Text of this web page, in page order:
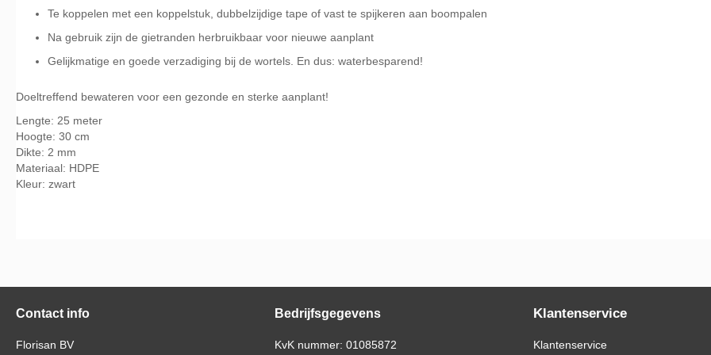
Te koppelen met een koppelstuk, dubbelzijdige tape of vast te spijkeren aan boompalen
Na gebruik zijn de gietranden herbruikbaar voor nieuwe aanplant
Gelijkmatige en goede verzadiging bij de wortels. En dus: waterbesparend!
Doeltreffend bewateren voor een gezonde en sterke aanplant!
Lengte: 25 meter
Hoogte: 30 cm
Dikte: 2 mm
Materiaal: HDPE
Kleur: zwart
Contact info
Florisan BV
Bedrijfsgegevens
KvK nummer: 01085872
Klantenservice
Klantenservice